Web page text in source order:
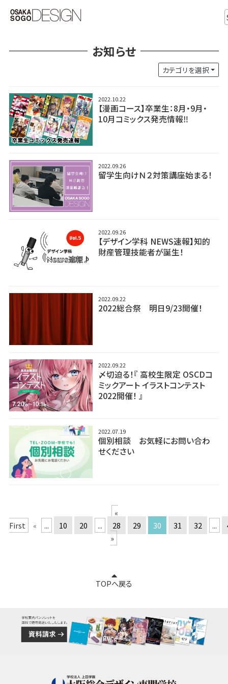
お知らせ
カテゴリを選択
2022.10.22
【漫画コース】卒業生：8月・9月・
10月コミックス発売情報‼
2022.09.26
留学生向けＮ２対策講座始まる！
2022.09.26
【デザイン学科 NEWS速報】知的
財産管理技能者が誕生！
2022.09.22
2022総合祭 明日9/23開催！
2022.09.22
〆切迫る！『 高校生限定 OSCDコ
ミックアート イラストコンテスト
2022開催！ 』
2022.07.19
個別相談 お気軽にお問い合わ
せください
«
First
« ... 10 20 ... 28 29 30 31 32 ...
»
TOPへ戻る